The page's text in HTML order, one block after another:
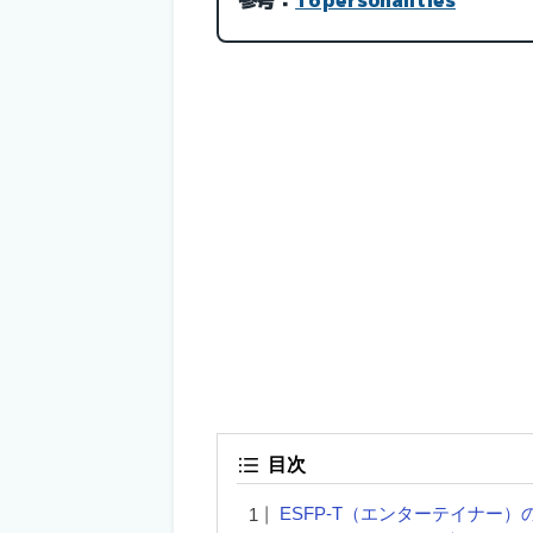
目次
ESFP-T（エンターテイナー）